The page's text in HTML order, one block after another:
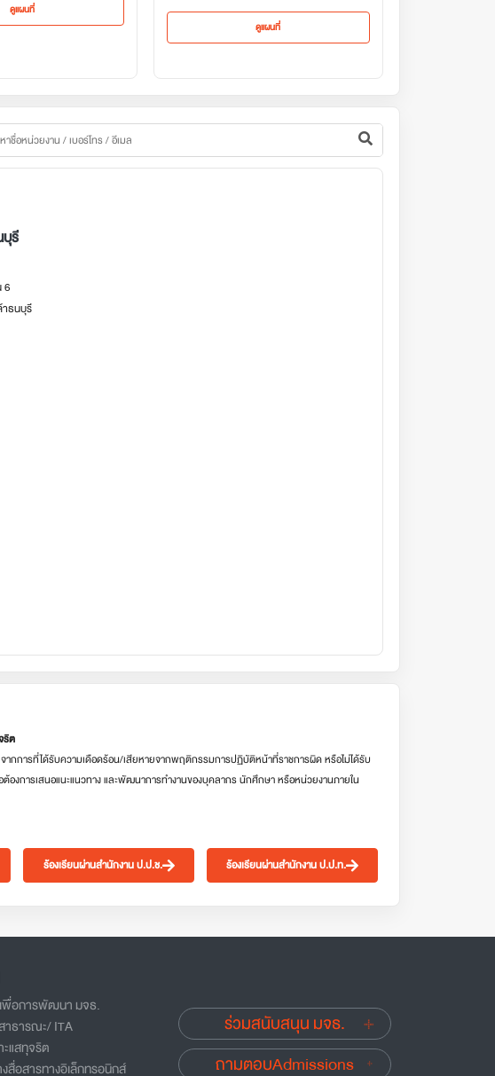
ดูแผนที่
ดูแผนที่
บุรี
6
าธนบุรี
ริต
ากการที่ได้รับความเดือดร้อน/เสียหายจากพฤติกรรมการปฏิบัติหน้าที่ราชการผิด หรือไม่ได้รับ
องการเสนอแนะแนวทาง และพัฒนาการทำงานของบุคลากร นักศึกษา หรือหน่วยงานภายใน
ร้องเรียนผ่านสำนักงาน ป.ป.ช. ร้องเรียนผ่านสำนักงาน ป.ป.ท.
พื่อการพัฒนา มจธ.
าธารณะ/ ITA
ะแสทุจริต
สื่อสารทางอิเล็กทรอนิกส์
ร่วมสนับสนุน มจธ.
ถามตอบAdmissions